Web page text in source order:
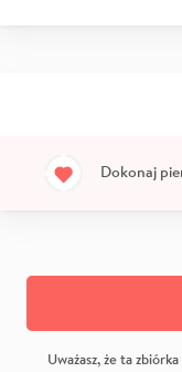
Dokonaj
Uważasz, że ta